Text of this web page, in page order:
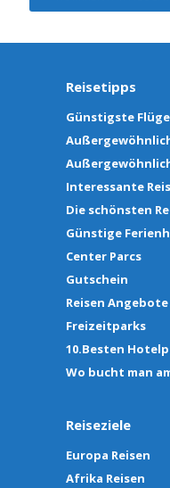
Reisetipps
Günstigste
Interessante
Die schönsten
Günstige
Center Parcs
Gutschein
Reisen Angebote
Freizeitparks
10.Besten
Wo bucht man
Reiseziele
Europa Reisen
Afrika Reisen